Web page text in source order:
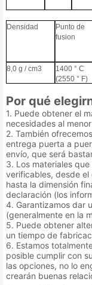
Densidad
Punto de
fusion
8,0 g / cm3
1400 ° C
(2550 ° F)
Por qué
1. Puede obtener el
necesidades al
2. También
entrega puerta a
envío, que será
3. Los materiales
verificables, desde
hasta la dimensión
declaración (los
4. Garantizamos dar
(generalmente en la
5. Puede obtener
un tiempo de
6. Estamos
posible cumplir con
las opciones, no lo
crearán buenas